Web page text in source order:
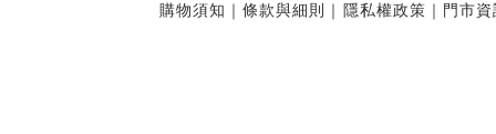
購物須知 ｜條款與細則 ｜ 隱私權政策 ｜ 門市